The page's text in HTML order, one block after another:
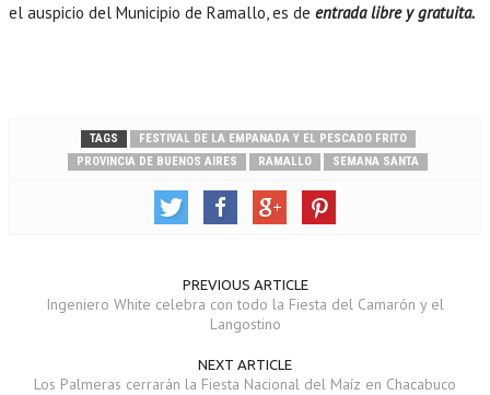
el auspicio del Municipio de Ramallo, es de entrada libre y gratuita.
TAGS
FESTIVAL DE LA EMPANADA Y EL PESCADO FRITO
PROVINCIA DE BUENOS AIRES
RAMALLO SEMANA SANTA
PREVIOUS ARTICLE
Ingeniero White celebra con todo la Fiesta del Camarón y el
Langostino
NEXT ARTICLE
Los Palmeras cerrarán la Fiesta Nacional del Maíz en Chacabuco